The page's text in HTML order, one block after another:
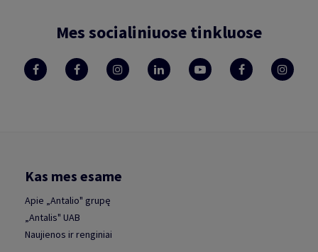
Mes socialiniuose tinkluose
Kas mes esame
Apie „Antalio" grupę
„Antalis" UAB
Naujienos ir renginiai